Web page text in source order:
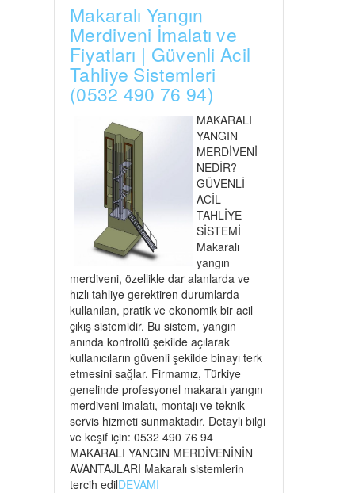
Makaralı Yangın
Merdiveni İmalatı ve
Fiyatları | Güvenli Acil
Tahliye Sistemleri
(0532 490 76 94)
MAKARALI
YANGIN
MERDİVENİ
NEDİR?
GÜVENLİ
ACİL
TAHLİYE
SİSTEMİ
Makaralı
yangın
merdiveni, özellikle dar alanlarda ve
hızlı tahliye gerektiren durumlarda
kullanılan, pratik ve ekonomik bir acil
çıkış sistemidir. Bu sistem, yangın
anında kontrollü şekilde açılarak
kullanıcıların güvenli şekilde binayı terk
etmesini sağlar. Firmamız, Türkiye
genelinde profesyonel makaralı yangın
merdiveni imalatı, montajı ve teknik
servis hizmeti sunmaktadır. Detaylı bilgi
ve keşif için: 0532 490 76 94
MAKARALI YANGIN MERDİVENİNİN
AVANTAJLARI Makaralı sistemlerin
tercih edilDEVAMI